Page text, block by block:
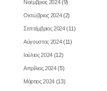
Νοέμβριος 2024(9)
Οκτώβριος 2024(2)
Σεπτέμβριος 2024(11)
Αύγουστος 2024(11)
Ιούλιος 2024 (12)
Απρίλιος 2024(5)
Μάρτιος 2024 (13)